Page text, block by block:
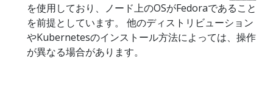
を使用しており、ノード上のOSがFedoraであること
を前提としています。 他のディストリビューション
やKubernetesのインストール方法によっては、操作
が異なる場合があります。